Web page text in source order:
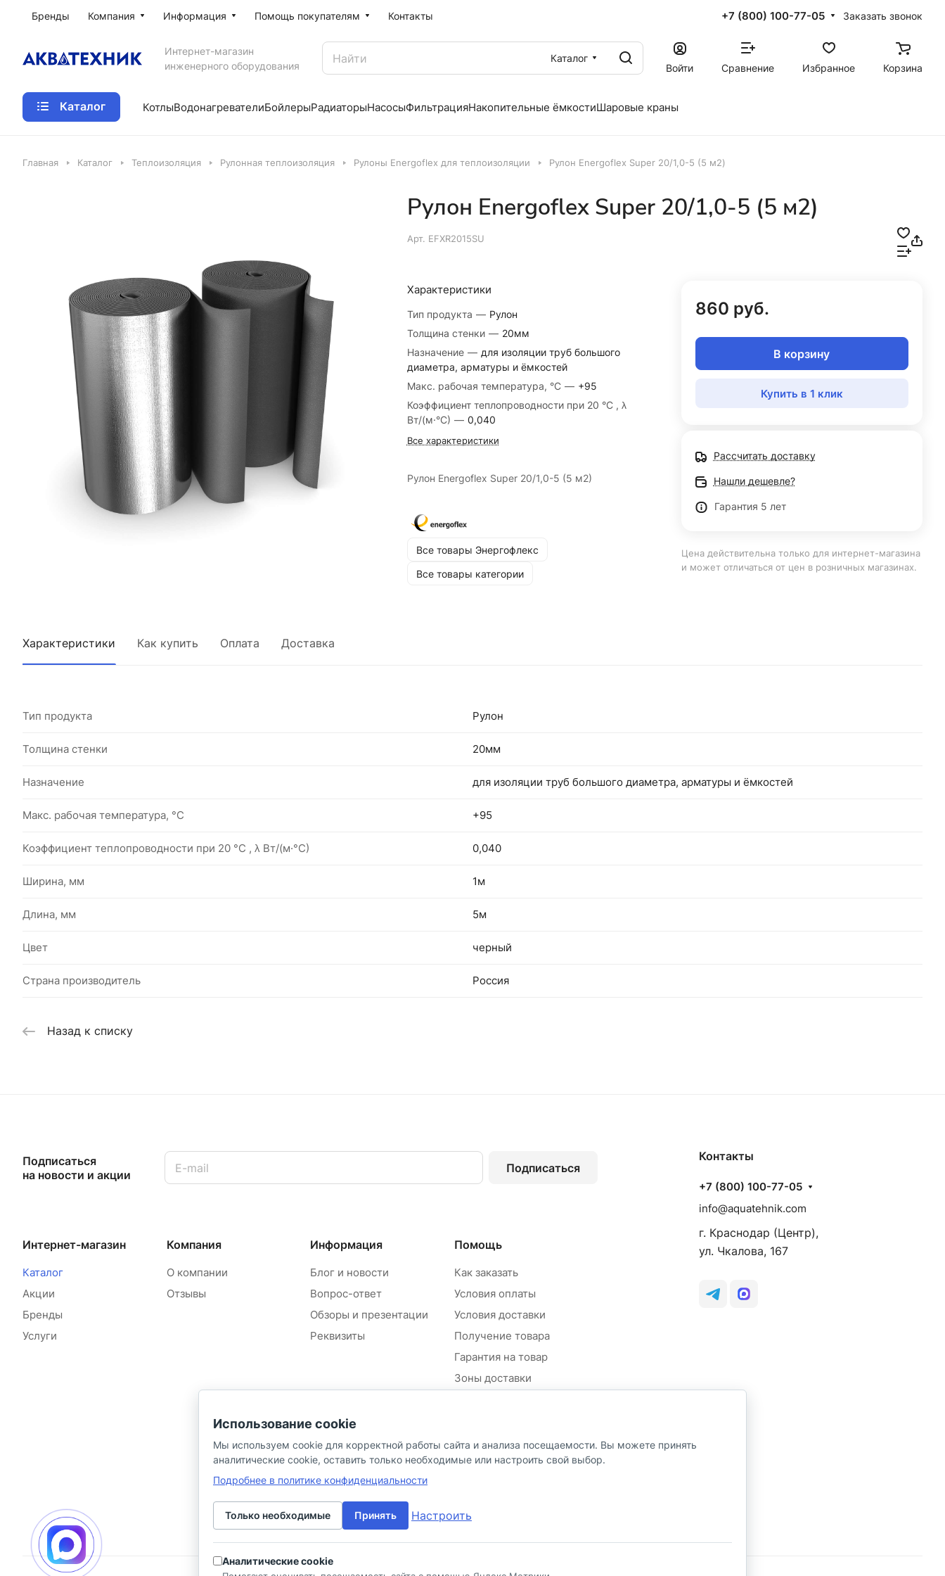
Бренды Компания Информация Помощь покупателям Контакты +7 (800) 100-77-05 Заказать звонок
Интернет-магазин
инженерного оборудования
Каталог
Войти
Сравнение Избранное Корзина
Каталог КотлыВодонагревателиБойлерыРадиаторыНасосыФильтрацияНакопительные ёмкостиШаровые краны
Главная Каталог Теплоизоляция Рулонная теплоизоляция Рулоны Energoflex для теплоизоляции Рулон Energoflex Super 20/1,0-5 (5 м2)
Рулон Energoflex Super 20/1,0-5 (5 м2)
Арт. EFXR2015SU
Характеристики
Тип продукта — Рулон
Толщина стенки — 20мм
Назначение — для изоляции труб большого
диаметра, арматуры и ёмкостей
Макс. рабочая температура, °C — +95
Коэффициент теплопроводности при 20 °С , λ
Вт/(м·°С) — 0,040
Все характеристики
Рулон Energoflex Super 20/1,0-5 (5 м2)
Все товары Энергофлекс
Все товары категории
860 руб.
В корзину
Купить в 1 клик
Рассчитать доставку
Нашли дешевле?
Гарантия 5 лет
Цена действительна только для интернет-магазина
и может отличаться от цен в розничных магазинах.
Характеристики Как купить Оплата Доставка
Тип продукта Рулон
Толщина стенки 20мм
Назначение для изоляции труб большого диаметра, арматуры и ёмкостей
Макс. рабочая температура, °C +95
Коэффициент теплопроводности при 20 °С , λ Вт/(м·°С) 0,040
Ширина, мм 1м
Длина, мм 5м
Цвет черный
Страна производитель Россия
Назад к списку
Подписаться
на новости и акции
Подписаться
Интернет-магазин
Каталог
Акции
Бренды
Услуги
Компания
О компании
Отзывы
Информация
Блог и новости
Вопрос-ответ
Обзоры и презентации
Реквизиты
Помощь
Как заказать
Условия оплаты
Условия доставки
Получение товара
Гарантия на товар
Зоны доставки
Согласие на обработку
персональных данных
Контакты
+7 (800) 100-77-05
info@aquatehnik.com
г. Краснодар (Центр),
ул. Чкалова, 167
Использование cookie
Мы используем cookie для корректной работы сайта и анализа посещаемости. Вы можете принять
аналитические cookie, оставить только необходимые или настроить свой выбор.
Подробнее в политике конфиденциальности
Только необходимые Принять Настроить
Аналитические cookie